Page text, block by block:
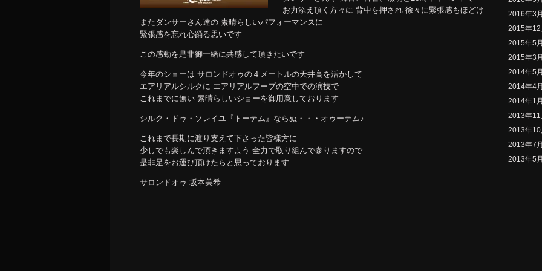
お力添え頂く方々に 背中を押され 徐々に緊張感もほどけ
またダンサーさん達の 素晴らしいパフォーマンスに
緊張感を忘れ心踊る思いです
この感動を是非御一緒に共感して頂きたいです
今年のショーは サロンドオゥの４メートルの天井高を活かして
エアリアルシルクに エアリアルフープの空中での演技で
これまでに無い 素晴らしいショーを御用意しております
シルク・ドゥ・ソレイユ『トーテム』ならぬ・・・オゥーテム♪
これまで長期に渡り支えて下さった皆様方に
少しでも楽しんで頂きますよう 全力で取り組んで参りますので
是非足をお運び頂けたらと思っております
サロンドオゥ 坂本美希
2016年3月
2015年12
2015年5月
2015年3月
2014年5月
2014年4月
2014年1月
2013年11
2013年10
2013年7月
2013年5月